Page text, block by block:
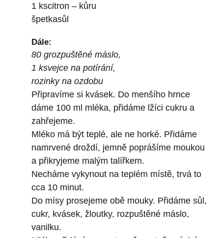
1 kscitron – kůru
špetkasůl
Dále:
80 grozpuštěné máslo,
1 ksvejce na potírání,
rozinky na ozdobu
Připravíme si kvásek. Do menšího hrnce
dáme 100 ml mléka, přidáme lžíci cukru a
zahřejeme.
Mléko má být teplé, ale ne horké. Přidáme
namrvené droždí, jemně poprášíme moukou
a přikryjeme malým talířkem.
Necháme vykynout na teplém místě, trvá to
cca 10 minut.
Do mísy prosejeme obě mouky. Přidáme sůl,
cukr, kvásek, žloutky, rozpuštěné máslo,
vanilku.